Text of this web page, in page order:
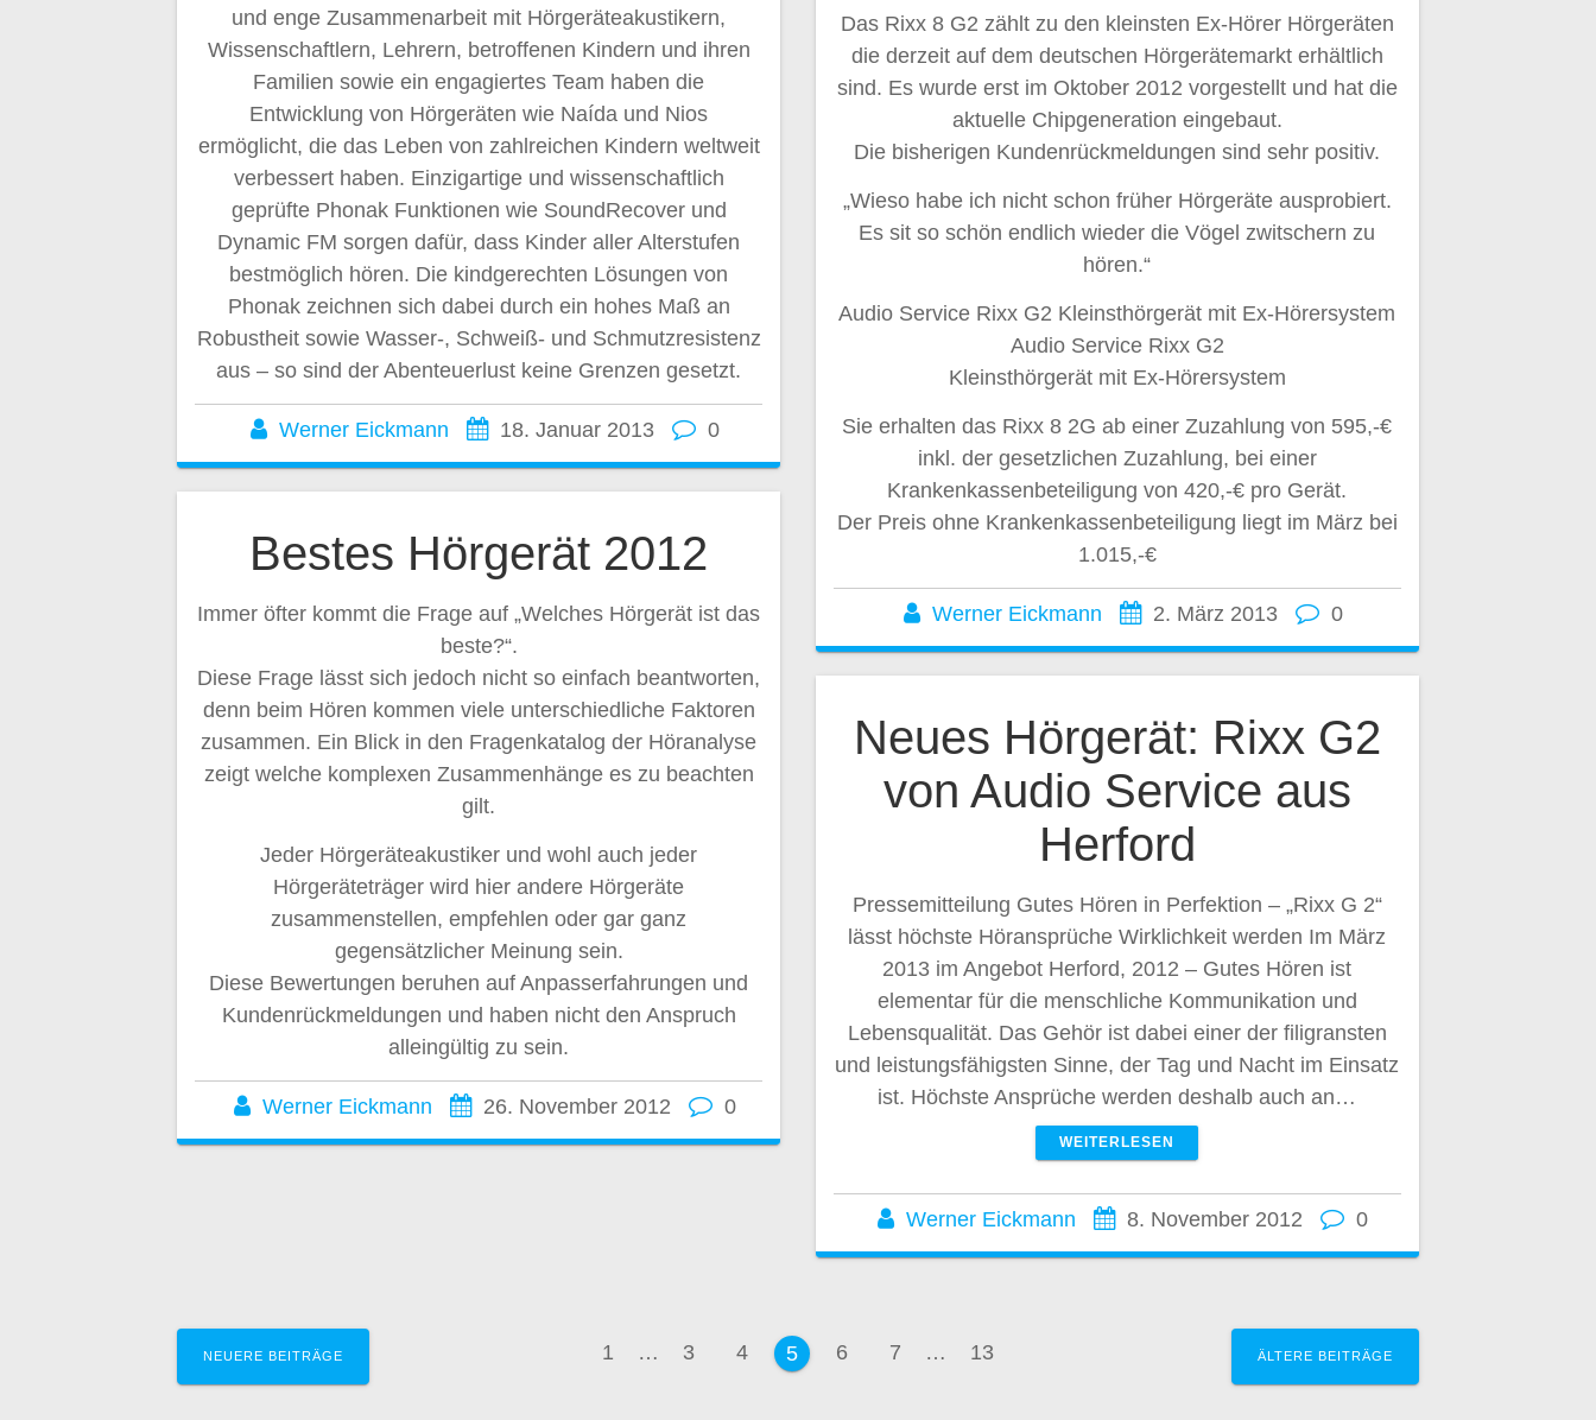
Das Rixx 8 G2 zählt zu den kleinsten Ex-Hörer Hörgeräten
die derzeit auf dem deutschen Hörgerätemarkt erhältlich
sind. Es wurde erst im Oktober 2012 vorgestellt und hat die
aktuelle Chipgeneration eingebaut.
Die bisherigen Kundenrückmeldungen sind sehr positiv.
„Wieso habe ich nicht schon früher Hörgeräte ausprobiert.
Es sit so schön endlich wieder die Vögel zwitschern zu
hören.“
Audio Service Rixx G2 Kleinsthörgerät mit Ex-Hörersystem
Audio Service Rixx G2
Kleinsthörgerät mit Ex-Hörersystem
Sie erhalten das Rixx 8 2G ab einer Zuzahlung von 595,-€
inkl. der gesetzlichen Zuzahlung, bei einer
Krankenkassenbeteiligung von 420,-€ pro Gerät.
Der Preis ohne Krankenkassenbeteiligung liegt im März bei
1.015,-€
Werner Eickmann 2. März 2013 0
und enge Zusammenarbeit mit Hörgeräteakustikern,
Wissenschaftlern, Lehrern, betroffenen Kindern und ihren
Familien sowie ein engagiertes Team haben die
Entwicklung von Hörgeräten wie Naída und Nios
ermöglicht, die das Leben von zahlreichen Kindern weltweit
verbessert haben. Einzigartige und wissenschaftlich
geprüfte Phonak Funktionen wie SoundRecover und
Dynamic FM sorgen dafür, dass Kinder aller Alterstufen
bestmöglich hören. Die kindgerechten Lösungen von
Phonak zeichnen sich dabei durch ein hohes Maß an
Robustheit sowie Wasser-, Schweiß- und Schmutzresistenz
aus – so sind der Abenteuerlust keine Grenzen gesetzt.
Werner Eickmann 18. Januar 2013 0
Bestes Hörgerät 2012
Immer öfter kommt die Frage auf „Welches Hörgerät ist das
beste?“.
Diese Frage lässt sich jedoch nicht so einfach beantworten,
denn beim Hören kommen viele unterschiedliche Faktoren
zusammen. Ein Blick in den Fragenkatalog der Höranalyse
zeigt welche komplexen Zusammenhänge es zu beachten
gilt.
Jeder Hörgeräteakustiker und wohl auch jeder
Hörgeräteträger wird hier andere Hörgeräte
zusammenstellen, empfehlen oder gar ganz
gegensätzlicher Meinung sein.
Diese Bewertungen beruhen auf Anpasserfahrungen und
Kundenrückmeldungen und haben nicht den Anspruch
alleingültig zu sein.
Werner Eickmann 26. November 2012 0
Neues Hörgerät: Rixx G2
von Audio Service aus
Herford
Pressemitteilung Gutes Hören in Perfektion – „Rixx G 2“
lässt höchste Höransprüche Wirklichkeit werden Im März
2013 im Angebot Herford, 2012 – Gutes Hören ist
elementar für die menschliche Kommunikation und
Lebensqualität. Das Gehör ist dabei einer der filigransten
und leistungsfähigsten Sinne, der Tag und Nacht im Einsatz
ist. Höchste Ansprüche werden deshalb auch an…
WEITERLESEN
Werner Eickmann 8. November 2012 0
Beitragsnavigation
NEUERE BEITRÄGE Seite
1 … Seite
3 Seite
4 Seite
5 Seite
6 Seite
7 … Seite
13 ÄLTERE BEITRÄGE